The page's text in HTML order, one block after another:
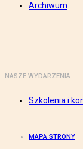
Archiwum
NASZE WYDARZENIA
Szkolenia i
MAPA STRONY